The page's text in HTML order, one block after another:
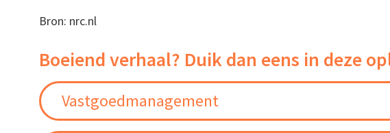
Bron: nrc.nl
Boeiend verhaal? Duik dan eens in deze
Vastgoedmanagement